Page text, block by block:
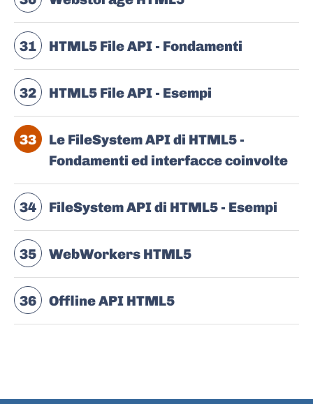
31 HTML5 File API - Fondamenti
32 HTML5 File API - Esempi
33
Le FileSystem API di HTML5 -
Fondamenti ed interfacce coinvolte
34 FileSystem API di HTML5 - Esempi
35 WebWorkers HTML5
36 Offline API HTML5